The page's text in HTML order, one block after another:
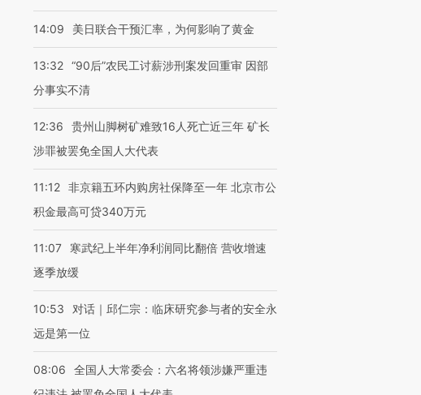
14:09 美日联合干预汇率，为何影响了黄金
13:32 “90后”农民工讨薪涉刑案发回重审 因部
分事实不清
12:36
贵州山脚树矿难致16人死亡近三年 矿长
涉罪被罢免全国人大代表
11:12 非京籍五环内购房社保降至一年 北京市公
积金最高可贷340万元
11:07
寒武纪上半年净利润同比翻倍 营收增速
逐季放缓
10:53
对话｜邱仁宗：临床研究参与者的安全永
远是第一位
08:06
全国人大常委会：六名将领涉嫌严重违